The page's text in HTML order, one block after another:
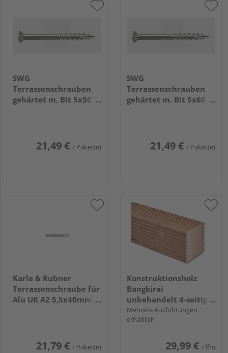
SWG
Terrassenschrauben
gehärtet m. Bit 5x50
21,49 € / Paket(e)
SWG
Terrassenschrauben
gehärtet m. Bit 5x60
21,49 € / Paket(e)
Karle & Rubner
Terrassenschraube für
Alu UK A2 5,5x40mm
21,79 € / Paket(e)
Konstruktionsholz
Bangkirai
unbehandelt 4-seitig
geriffelt
Mehrere Ausführungen
erhältlich
29,99 € / lfm